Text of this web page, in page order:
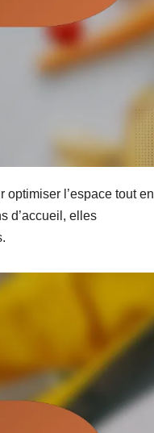
l’espace tout en
d’accueil, elles